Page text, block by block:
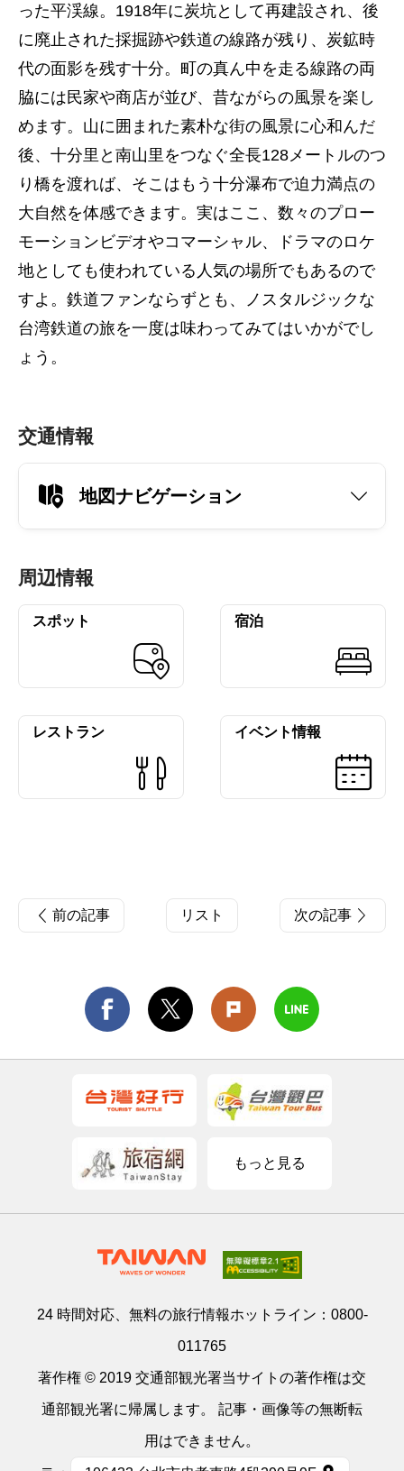
った平渓線。1918年に炭坑として再建設され、後
に廃止された採掘跡や鉄道の線路が残り、炭鉱時
代の面影を残す十分。町の真ん中を走る線路の両
脇には民家や商店が並び、昔ながらの風景を楽し
めます。山に囲まれた素朴な街の風景に心和んだ
後、十分里と南山里をつなぐ全長128メートルのつ
り橋を渡れば、そこはもう十分瀑布で迫力満点の
大自然を体感できます。実はここ、数々のプロー
モーションビデオやコマーシャル、ドラマのロケ
地としても使われている人気の場所でもあるので
すよ。鉄道ファンならずとも、ノスタルジックな
台湾鉄道の旅を一度は味わってみてはいかがでし
ょう。
交通情報
地図ナビゲーション
周辺情報
スポット 宿泊
レストラン イベント情報
前の記事 リスト 次の記事
もっと見る
24 時間対応、無料の旅行情報ホットライン： 0800-
011765
著作権 © 2019 交通部観光署当サイトの著作権は交
通部観光署に帰属します。 記事・画像等の無断転
用はできません。